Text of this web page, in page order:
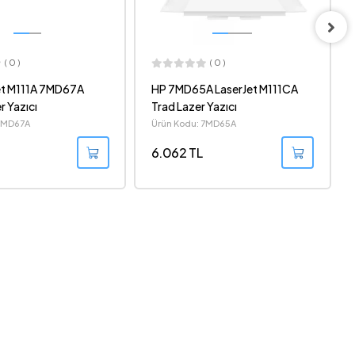
( 0 )
LaserJet M111CA
( 0 )
XEROX 3020V_BI MONO
LAZER YAZICI +WIFI
Ürün Kodu: 3020V_BI
6.951 TL